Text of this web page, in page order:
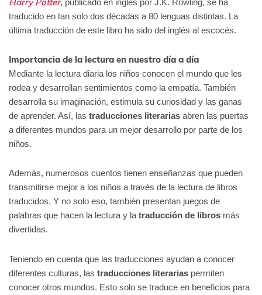
traducido en tan solo dos décadas a 80 lenguas distintas. La
última traducción de este libro ha sido del inglés al escocés.
Importancia de la lectura en nuestro día a día
Mediante la lectura diaria los niños conocen el mundo que les
rodea y desarrollan sentimientos como la empatía. También
desarrolla su imaginación, estimula su curiosidad y las ganas
de aprender. Así, las traducciones literarias abren las puertas
a diferentes mundos para un mejor desarrollo por parte de los
niños.
Además, numerosos cuentos tienen enseñanzas que pueden
transmitirse mejor a los niños a través de la lectura de libros
traducidos. Y no solo eso, también presentan juegos de
palabras que hacen la lectura y la traducción de libros más
divertidas.
Teniendo en cuenta que las traducciones ayudan a conocer
diferentes culturas, las traducciones literarias permiten
conocer otros mundos. Esto solo se traduce en beneficios para